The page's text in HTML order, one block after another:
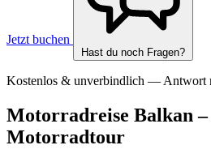
Jetzt buchen
Hast du noch Fragen?
Kostenlos & unverbindlich — Antwort
Motorradreise Balkan
Motorradtour